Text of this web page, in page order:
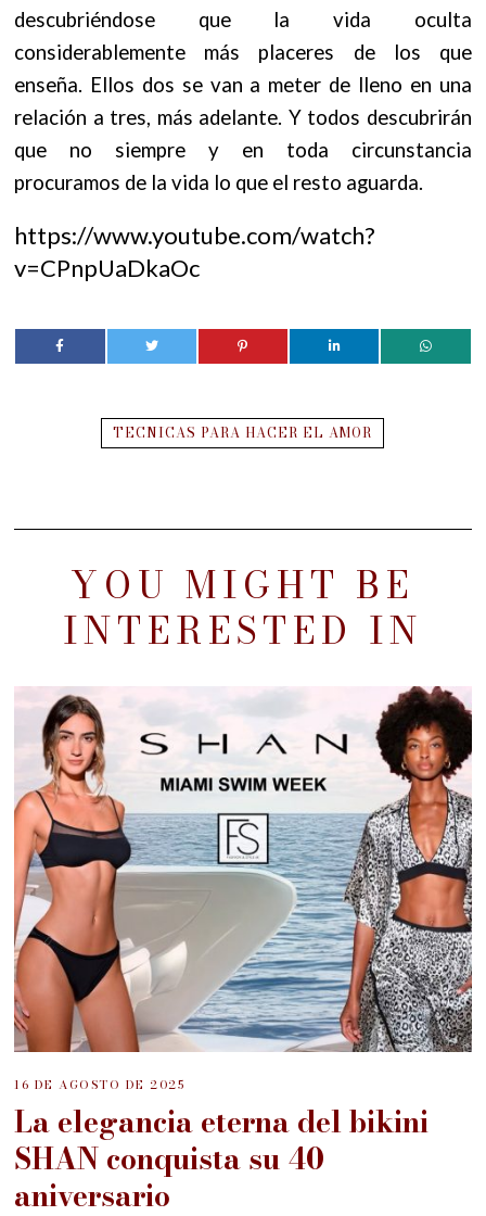
descubriéndose que la vida oculta
considerablemente más placeres de los que
enseña. Ellos dos se van a meter de lleno en una
relación a tres, más adelante. Y todos descubrirán
que no siempre y en toda circunstancia
procuramos de la vida lo que el resto aguarda.
https://www.youtube.com/watch?
v=CPnpUaDkaOc
TECNICAS PARA HACER EL AMOR
YOU MIGHT BE
INTERESTED IN
16 DE AGOSTO DE 2025
La elegancia eterna del bikini
SHAN conquista su 40
aniversario